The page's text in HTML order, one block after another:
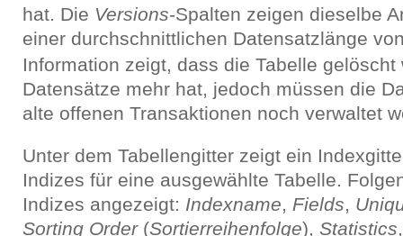
hat. Die Versions-Spalten zeigen dieselbe
einer durchschnittlichen Datensatzlänge
Information zeigt, dass die Tabelle gelöscht
Datensätze mehr hat, jedoch müssen die
alte offenen Transaktionen noch verwaltet
Unter dem Tabellengitter zeigt ein
Indizes für eine ausgewählte Tabelle.
Indizes angezeigt: Indexname, Fields,
Sorting Order(Sortierreihenfolge), Statistics